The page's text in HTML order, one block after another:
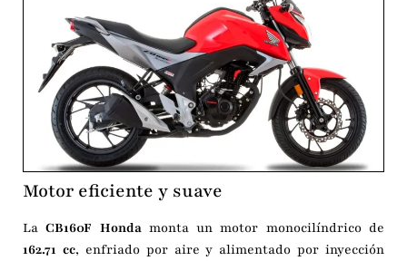
Motor eficiente y suave
LaCB160F Hondamonta un motor monocilíndrico de
162.71 cc, enfriado por aire y alimentado por inyección